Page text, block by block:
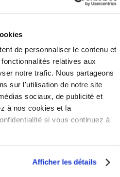
de personnaliser le contenu et
relatives aux
notre trafic. Nous partageons
sur l'utilisation de notre site
sociaux, de publicité et
à nos cookies et la
si vous continuez à
Afficher les détails
par écrit et explicite. De
ont été remplies, nous
sur la liste d’ASNEF, la liste
en Espagne.
le plus grand effet de
au débiteur avant
frais de l’inscription de la
sont réduits. Nous vous
75,00 € HT pour chaque
prions de nous contacter.